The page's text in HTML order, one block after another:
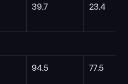
39.7 23.4
94.5 77.5